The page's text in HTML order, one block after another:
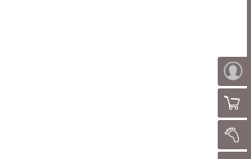
购物
我的